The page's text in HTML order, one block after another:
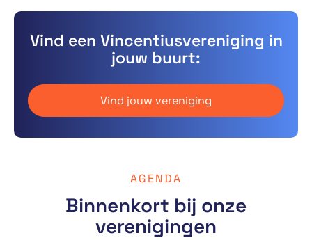
Vind een Vincentiusvereniging in
jouw buurt:
Vind jouw vereniging
AGENDA
Binnenkort bij onze
verenigingen